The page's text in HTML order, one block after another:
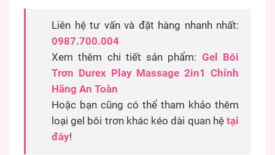
Liên hệ tư vấn và đặt hàng nhanh nhất:
0987.700.004
Xem thêm chi tiết sản phẩm: Gel Bôi
Trơn Durex Play Massage 2in1 Chính
Hãng An Toàn
Hoặc bạn cũng có thể tham khảo thêm
loại gel bôi trơn khác kéo dài quan hệ tại
đây!